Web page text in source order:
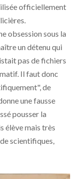
officiellement
obsession sous la
un détenu qui
pas de fichiers
Il faut donc
de
une fausse
pousser la
élève mais très
scientifiques,